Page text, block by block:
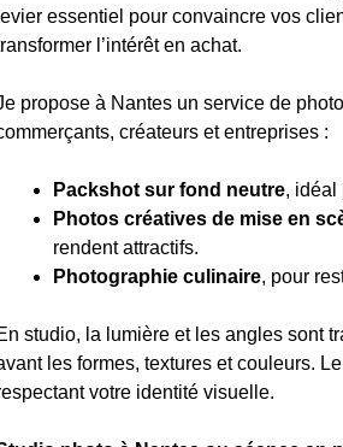
levier essentiel pour convaincre vos
l’intérêt en achat.
propose à Nantes un service de
créateurs et entreprises :
Packshot sur fond neutre, idéal
Photos créatives de mise en
rendent attractifs.
Photographie culinaire, pour
studio, la lumière et les angles sont
les formes, textures et couleurs.
votre identité visuelle.